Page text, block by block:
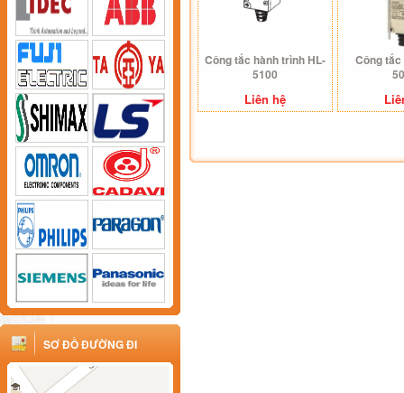
SƠ ĐỒ ĐƯỜNG ĐI
Công tắc hành trình HL-
5100
Liên hệ
Công